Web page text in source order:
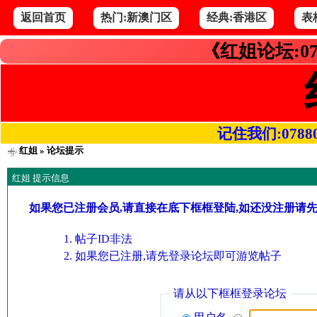
返回首页 热门:新澳门区 经典:香港区 表
《红姐论坛
记住我们
红姐» 论坛提示
红姐 提示信息
如果您已注册会员,请直接在底下框框登陆,如还没注册请
帖子ID非法
如果您已注册,请先登录论坛即可游览帖子
请从以下框框登录论坛